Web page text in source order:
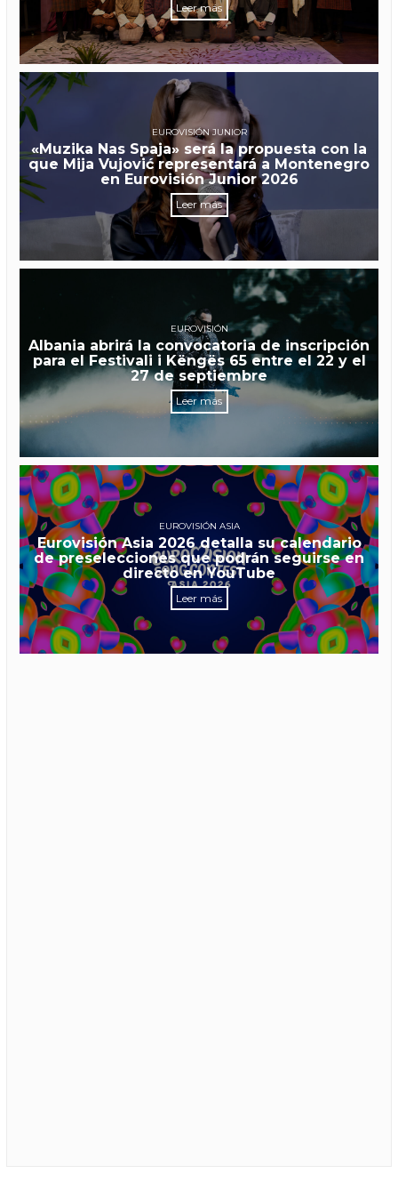
Leer más
EUROVISIÓN JUNIOR
«Muzika Nas Spaja» será la propuesta con la
que Mija Vujović representará a Montenegro
en Eurovisión Junior 2026
Leer más
EUROVISIÓN
Albania abrirá la convocatoria de inscripción
para el Festivali i Këngës 65 entre el 22 y el
27 de septiembre
Leer más
EUROVISIÓN ASIA
Eurovisión Asia 2026 detalla su calendario
de preselecciones que podrán seguirse en
directo en YouTube
Leer más